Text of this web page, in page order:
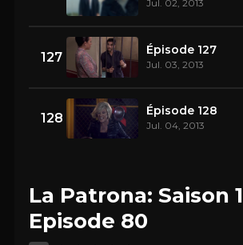
Jul. 02, 2013
127 Épisode 127
Jul. 03, 2013
128 Épisode 128
Jul. 04, 2013
La Patrona: Saison 1
Episode 80